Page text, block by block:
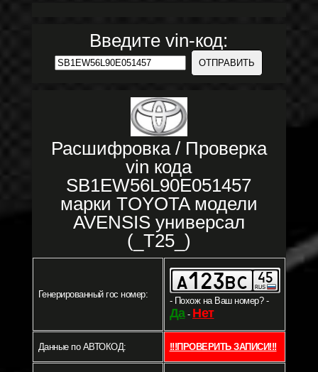
Введите vin-код:
Расшифровка / Проверка
vin кода
SB1EW56L90E051457
марки TOYOTA модели
AVENSIS универсал
(_T25_)
Генерированный гос номер:
- Похож на Ваш номер? -
Да- Нет
Данные по АВТОКОД: !!!ПРОВЕРИТЬ ЗАПИСИ!!!